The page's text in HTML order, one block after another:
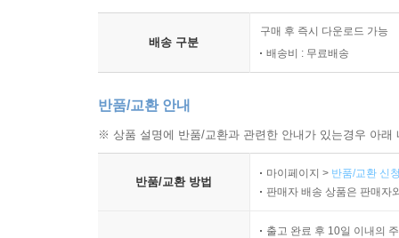
배송 구분
구매 후 즉시 다운로드 가능
배송비 : 무료배송
반품/교환 안내
※ 상품 설명에 반품/교환과 관련한 안내가 있는경우 아
반품/교환 방법
마이페이지 > 반품/교환 신
판매자 배송 상품은 판매자
출고 완료 후 10일 이내의